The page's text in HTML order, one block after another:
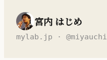
宮内 はじめ
mylab.jp · @miyauchi